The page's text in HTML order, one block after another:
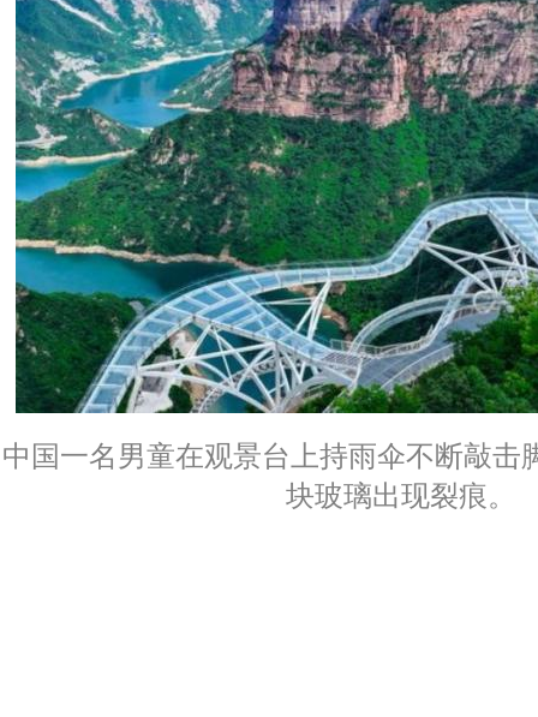
中国一名男童在观景台上持雨伞不断敲击
块玻璃出现裂痕。